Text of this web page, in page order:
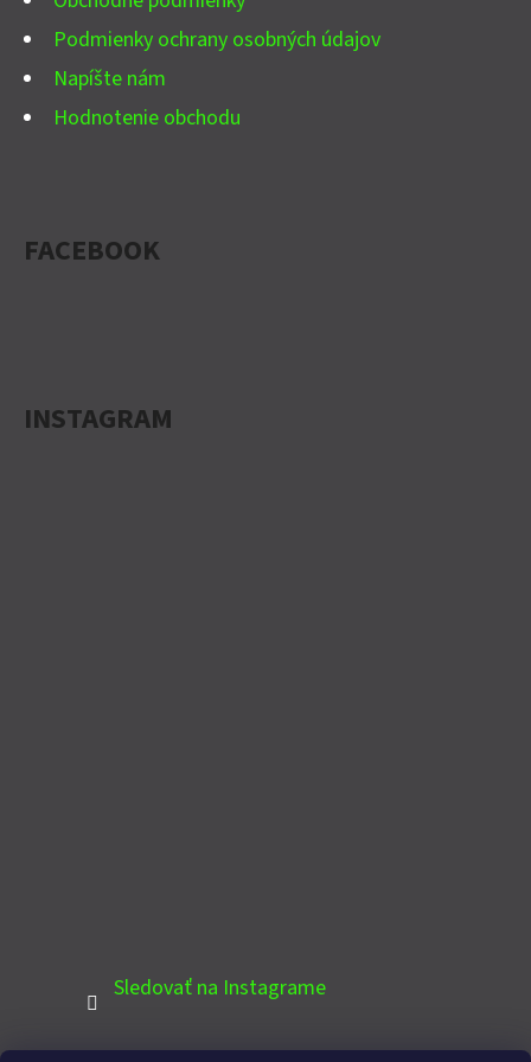
Podmienky ochrany osobných údajov
Napíšte nám
Hodnotenie obchodu
FACEBOOK
INSTAGRAM
Sledovať na Instagrame